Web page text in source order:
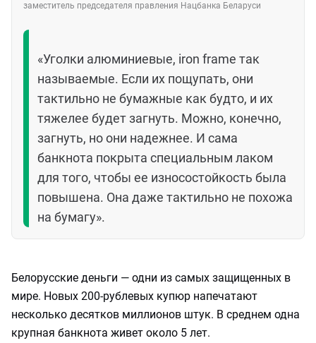
заместитель председателя правления Нацбанка Беларуси
«Уголки алюминиевые, iron frame так
называемые. Если их пощупать, они
тактильно не бумажные как будто, и их
тяжелее будет загнуть. Можно, конечно,
загнуть, но они надежнее. И сама
банкнота покрыта специальным лаком
для того, чтобы ее износостойкость была
повышена. Она даже тактильно не похожа
на бумагу».
Белорусские деньги — одни из самых защищенных в
мире. Новых 200-рублевых купюр напечатают
несколько десятков миллионов штук. В среднем одна
крупная банкнота живет около 5 лет.